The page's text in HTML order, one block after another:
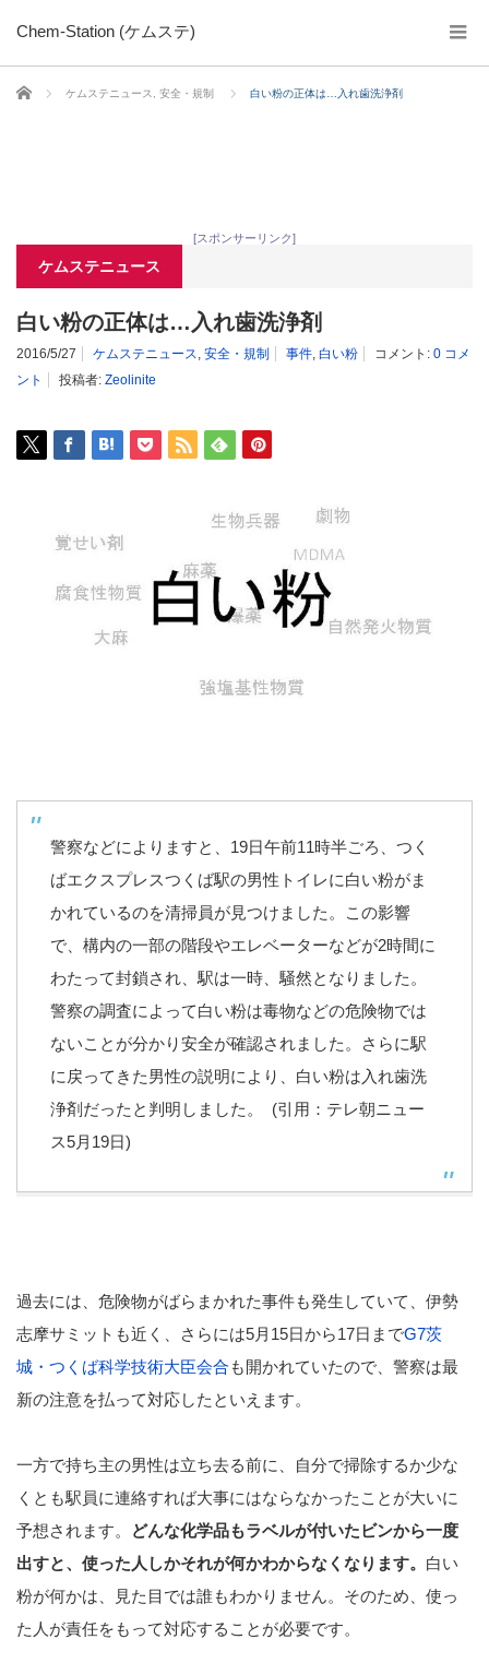
Chem-Station (ケムステ)
ホーム ケムステニュース 安全・規制 白い粉の正体は…入れ歯洗浄剤
[スポンサーリンク]
ケムステニュース
白い粉の正体は…入れ歯洗浄剤
2016/5/27 ケムステニュース, 安全・規制 事件, 白い粉 コメント: 0 コメ
ント
投稿者: Zeolinite
警察などによりますと、19日午前11時半ごろ、つく
ばエクスプレスつくば駅の男性トイレに白い粉がま
かれているのを清掃員が見つけました。この影響
で、構内の一部の階段やエレベーターなどが2時間に
わたって封鎖され、駅は一時、騒然となりました。
警察の調査によって白い粉は毒物などの危険物では
ないことが分かり安全が確認されました。さらに駅
に戻ってきた男性の説明により、白い粉は入れ歯洗
浄剤だったと判明しました。 (引用：テレ朝ニュー
ス5月19日)
過去には、危険物がばらまかれた事件も発生していて、伊勢
志摩サミットも近く、さらには5月15日から17日までG7茨
城・つくば科学技術大臣会合 も開かれていたので、警察は最
新の注意を払って対応したといえます。
一方で持ち主の男性は立ち去る前に、自分で掃除するか少な
くとも駅員に連絡すれば大事にはならなかったことが大いに
予想されます。
どんな化学品もラベルが付いたビンから一度
出すと、使った人しかそれが何かわからなくなります。 白い
粉が何かは、見た目では誰もわかりません。そのため、使っ
た人が責任をもって対応することが必要です。